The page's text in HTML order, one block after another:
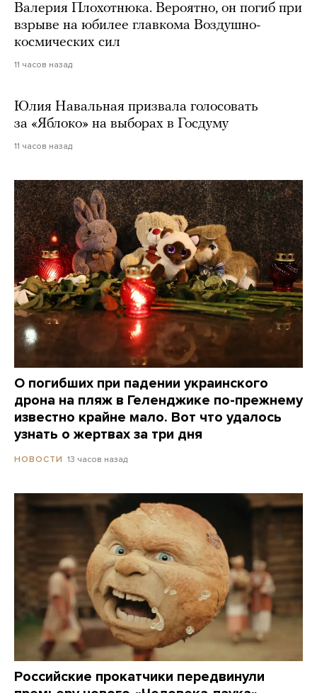
Валерия Плохотнюка. Вероятно, он погиб при
взрыве на юбилее главкома Воздушно-
космических сил
11 часов назад
Юлия Навальная призвала голосовать
за «Яблоко» на выборах в Госдуму
11 часов назад
О погибших при падении украинского
дрона на пляж в Геленджике по-прежнему
известно крайне мало. Вот что удалось
узнать о жертвах за три дня
НОВОСТИ 13 часов назад
Российские прокатчики передвинули